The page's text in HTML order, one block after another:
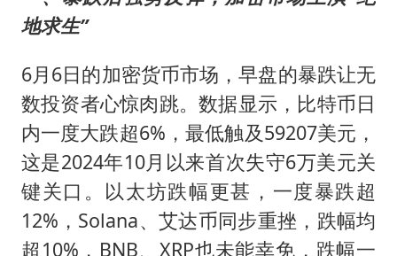
地求生”
6月6日的加密货币市场，早盘的暴跌让无
数投资者心惊肉跳。数据显示，比特币日
内一度大跌超6%，最低触及59207美元，
这是2024年10月以来首次失守6万美元关
键关口。以太坊跌幅更甚，一度暴跌超
12%，Solana、艾达币同步重挫，跌幅均
超10%，BNB、XRP也未能幸免，跌幅一